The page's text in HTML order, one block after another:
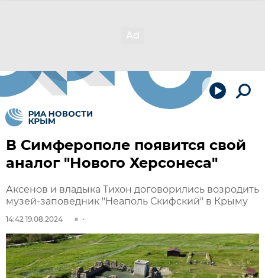
В Симферополе появится свой
аналог "Нового Херсонеса"
Аксенов и владыка Тихон договорились возродить
музей-заповедник "Неаполь Скифский" в Крыму
14:42 19.08.2024